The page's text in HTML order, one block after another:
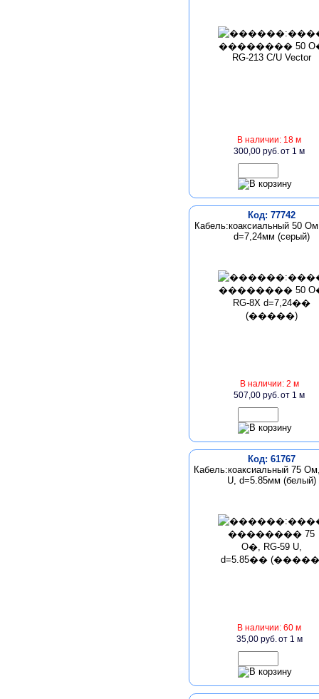
В наличии: 18 м
300,00 руб.от 1 м
Код: 77742
Кабель:коаксиальный 50
d=7,24мм (серый)
В наличии: 2 м
507,00 руб.от 1 м
Код: 61767
Кабель:коаксиальный 75
U, d=5.85мм (белый)
В наличии: 60 м
35,00 руб.от 1 м